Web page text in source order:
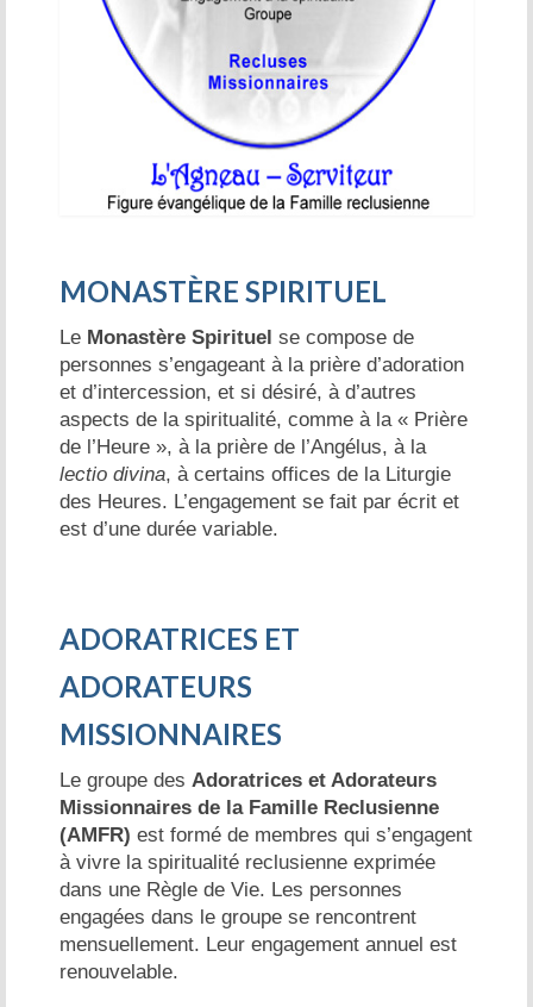
MONASTÈRE SPIRITUEL
Le Monastère Spirituel se compose de
personnes s’engageant à la prière d’adoration
et d’intercession, et si désiré, à d’autres
aspects de la spiritualité, comme à la « Prière
de l’Heure », à la prière de l’Angélus, à la
lectio divina, à certains offices de la Liturgie
des Heures. L’engagement se fait par écrit et
est d’une durée variable.
ADORATRICES ET
ADORATEURS
MISSIONNAIRES
Le groupe des Adoratrices et Adorateurs
Missionnaires de la Famille Reclusienne
(AMFR) est formé de membres qui s’engagent
à vivre la spiritualité reclusienne exprimée
dans une Règle de Vie. Les personnes
engagées dans le groupe se rencontrent
mensuellement. Leur engagement annuel est
renouvelable.